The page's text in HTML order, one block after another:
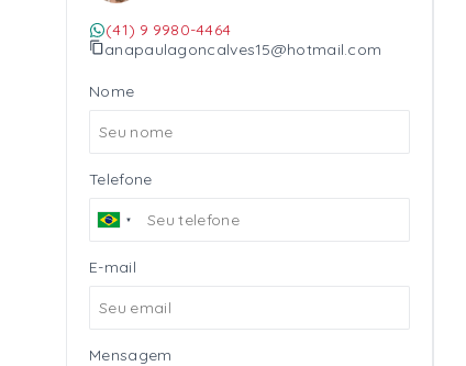
(41) 9 9980-4464
anapaulagoncalves15@hotmail.com
Nome
Telefone
E-mail
Mensagem